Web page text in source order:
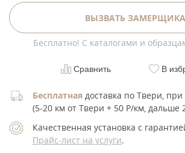
ВЫЗВАТЬ ЗАМЕРЩИКА
Бесплатно! С каталогами и
Сравнить В
Бесплатная доставка по Твери, при
(5-20 км от Твери + 50 Р/км, дальше
Качественная установка с
Прайс-лист на услуги.